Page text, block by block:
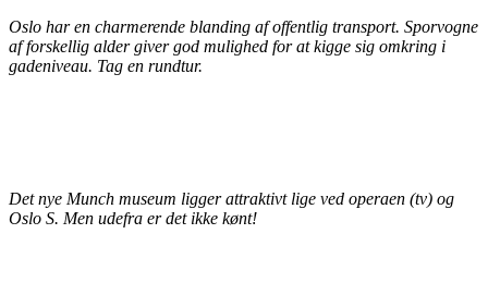
Oslo har en charmerende blanding af offentlig transport. Sporvogne
af forskellig alder giver god mulighed for at kigge sig omkring i
gadeniveau. Tag en rundtur.
Det nye Munch museum ligger attraktivt lige ved operaen (tv) og
Oslo S. Men udefra er det ikke kønt!